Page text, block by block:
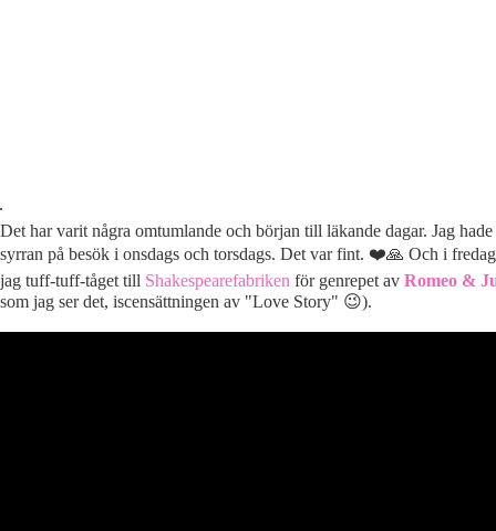
Det har varit några omtumlande och början till läkande dagar. Jag
syrran på besök i onsdags och torsdags. Det var fint. ❤️🙏 Och i
jag tuff-tuff-tåget till Shakespearefabriken för genrepet av Romeo &
som jag ser det, iscensättningen av "Love Story" 😉).